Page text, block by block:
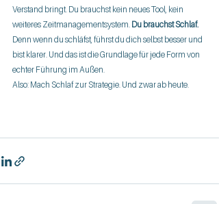
Verstand bringt. Du brauchst kein neues Tool, kein
weiteres Zeitmanagementsystem. Du brauchst Schlaf.
Denn wenn du schläfst, führst du dich selbst besser und
bist klarer. Und das ist die Grundlage für jede Form von
echter Führung im Außen.
Also: Mach Schlaf zur Strategie. Und zwar ab heute.